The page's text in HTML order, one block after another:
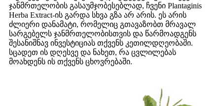
ჯანმრთელობის გასაუმჯობესებლად, ჩვენი Plantaginis
Herba Extract-ის გარდა სხვა გზა არ არის. ეს არის
ძლიერი დანამატი, რომელიც გთავაზობთ მრავალ
სარგებელს ჯანმრთელობისთვის და წარმოადგენს
შესანიშნავ ინვესტიციას თქვენს კეთილდღეობაში.
სცადეთ ის დღესვე და ნახეთ, რა ცვლილებას
მოახდენს ის თქვენს ცხოვრებაში.